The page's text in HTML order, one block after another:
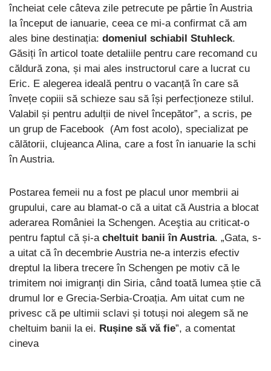
încheiat cele câteva zile petrecute pe pârtie în Austria
la început de ianuarie, ceea ce mi-a confirmat că am
ales bine destinația: domeniul schiabil Stuhleck.
Găsiți în articol toate detaliile pentru care recomand cu
căldură zona, și mai ales instructorul care a lucrat cu
Eric. E alegerea ideală pentru o vacanță în care să
învețe copiii să schieze sau să își perfecționeze stilul.
Valabil și pentru adulții de nivel începător”, a scris, pe
un grup de Facebook (Am fost acolo), specializat pe
călătorii, clujeanca Alina, care a fost în ianuarie la schi
în Austria.
Postarea femeii nu a fost pe placul unor membrii ai
grupului, care au blamat-o că a uitat că Austria a blocat
aderarea României la Schengen. Aceştia au criticat-o
pentru faptul că și-a cheltuit banii în Austria. „Gata, s-
a uitat că în decembrie Austria ne-a interzis efectiv
dreptul la libera trecere în Schengen pe motiv că le
trimitem noi imigranți din Siria, când toată lumea știe că
drumul lor e Grecia-Serbia-Croația. Am uitat cum ne
privesc că pe ultimii sclavi și totuși noi alegem să ne
cheltuim banii la ei. Rușine să vă fie”, a comentat
cineva